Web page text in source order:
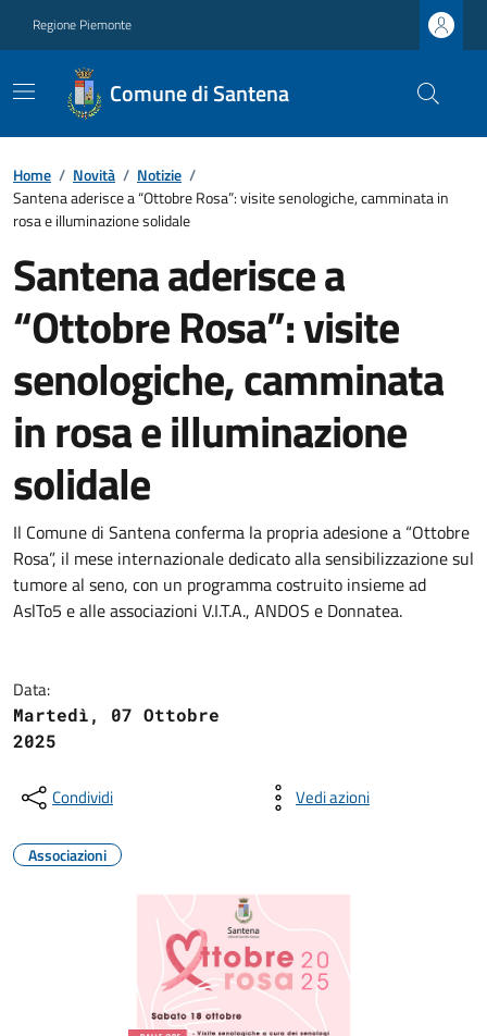
Regione Piemonte
Comune di Santena
Home / Novità / Notizie /
Santena aderisce a “Ottobre Rosa”: visite senologiche, camminata in
rosa e illuminazione solidale
Santena aderisce a
“Ottobre Rosa”: visite
senologiche, camminata
in rosa e illuminazione
solidale
Il Comune di Santena conferma la propria adesione a “Ottobre
Rosa”, il mese internazionale dedicato alla sensibilizzazione sul
tumore al seno, con un programma costruito insieme ad
AslTo5 e alle associazioni V.I.T.A., ANDOS e Donnatea.
Data:
Martedì, 07 Ottobre
2025
Condividi Vedi azioni
Associazioni